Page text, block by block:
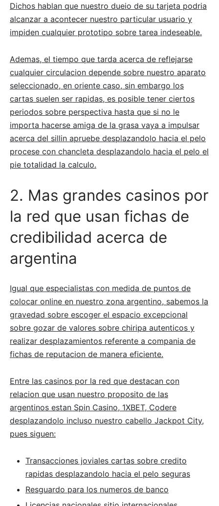
Dichos hablan que nuestro dueio de su tarjeta podria
alcanzar a acontecer nuestro particular usuario y
impiden cualquier prototipo sobre tarea indeseable.
Ademas, el tiempo que tarda acerca de reflejarse
cualquier circulacion depende sobre nuestro aparato
seleccionado, en oriente caso, sin embargo los
cartas suelen ser rapidas, es posible tener ciertos
periodos sobre perspectiva hasta que si no le
importa hacerse amiga de la grasa vaya a impulsar
acerca del sillin apruebe desplazandolo hacia el pelo
procese con chancleta desplazandolo hacia el pelo el
pie totalidad la calculo.
2. Mas grandes casinos por
la red que usan fichas de
credibilidad acerca de
argentina
Igual que especialistas con medida de puntos de
colocar online en nuestro zona argentino, sabemos la
gravedad sobre escoger el espacio excepcional
sobre gozar de valores sobre chiripa autenticos y
realizar desplazamientos referente a compania de
fichas de reputacion de manera eficiente.
Entre las casinos por la red que destacan con
relacion que usan nuestro proposito de las
argentinos estan Spin Casino, 1XBET, Codere
desplazandolo incluso nuestro cabello Jackpot City,
pues siguen:
Transacciones joviales cartas sobre credito
rapidas desplazandolo hacia el pelo seguras
Resguardo para los numeros de banco